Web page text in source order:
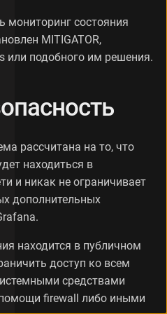
мониторинг состояния
MITIGATOR,
подобного им решения.
рассчитана на то, что
находиться в
и никак не ограничивает
дополнительных
находится в публичном
доступ ко всем
средствами
firewall либо иными